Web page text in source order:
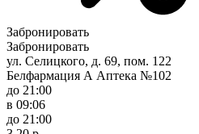
Забронировать
Забронировать
ул. Селицкого, д. 69, пом. 122
Белфармация А Аптека №102
до 21:00
в 09:06
до 21:00